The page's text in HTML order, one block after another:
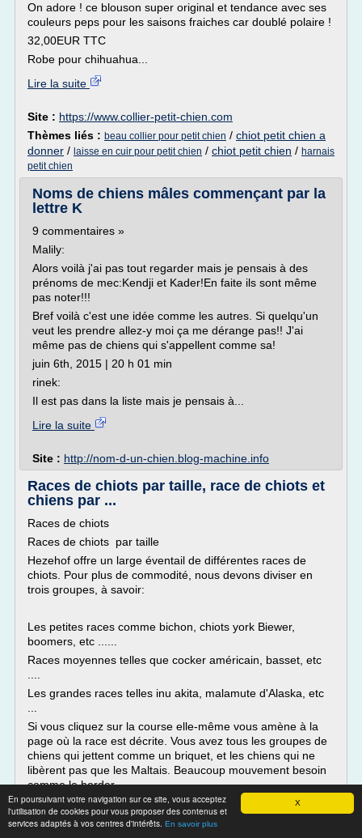
X
En poursuivant votre navigation sur ce site, vous acceptez
l'utilisation de cookies pour vous proposer des contenus et
services adaptés à vos centres d'intérêts. En savoir plus
On adore ! ce blouson super original et tendance avec ses
couleurs peps pour les saisons fraiches car doublé polaire !
32,00EUR TTC
Robe pour chihuahua...
Lire la suite
Site : https://www.collier-petit-chien.com
Thèmes liés : beau collier pour petit chien / chiot petit chien a
donner / laisse en cuir pour petit chien / chiot petit chien / harnais
petit chien
Noms de chiens mâles commençant par la
lettre K
9 commentaires »
Malily:
Alors voilà j'ai pas tout regarder mais je pensais à des
prénoms de mec:Kendji et Kader!En faite ils sont même
pas noter!!!
Bref voilà c'est une idée comme les autres. Si quelqu'un
veut les prendre allez-y moi ça me dérange pas!! J'ai
même pas de chiens qui s'appellent comme sa!
juin 6th, 2015 | 20 h 01 min
rinek:
Il est pas dans la liste mais je pensais à...
Lire la suite
Site : http://nom-d-un-chien.blog-machine.info
Races de chiots par taille, race de chiots et
chiens par ...
Races de chiots
Races de chiots par taille
Hezehof offre un large éventail de différentes races de
chiots. Pour plus de commodité, nous devons diviser en
trois groupes, à savoir:
Les petites races comme bichon, chiots york Biewer,
boomers, etc ......
Races moyennes telles que cocker américain, basset, etc
Les grandes races telles inu akita, malamute d'Alaska, etc
Si vous cliquez sur la course elle-même vous amène à la
page où la race est décrite. Vous avez tous les groupes de
chiens qui jettent comme un briquet, et les chiens qui ne
libèrent pas que les Maltais. Beaucoup mouvement besoin
comme le border...
Lire la suite